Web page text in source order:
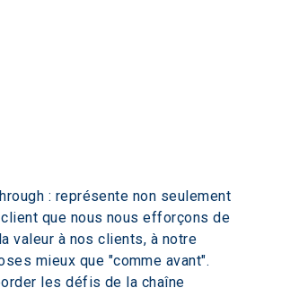
: représente non seulement
que nous nous efforçons de
valeur à nos clients, à notre
mieux que "comme avant".
les défis de la chaîne